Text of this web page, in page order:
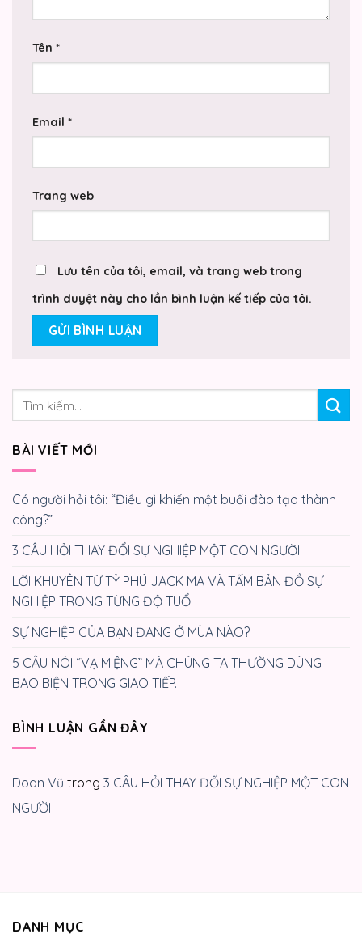
Tên *
Email *
Trang web
Lưu tên của tôi, email, và trang web trong
trình duyệt này cho lần bình luận kế tiếp của tôi.
BÀI VIẾT MỚI
Có người hỏi tôi: “Điều gì khiến một buổi đào tạo thành
công?”
3 CÂU HỎI THAY ĐỔI SỰ NGHIỆP MỘT CON NGƯỜI
LỜI KHUYÊN TỪ TỶ PHÚ JACK MA VÀ TẤM BẢN ĐỒ SỰ
NGHIỆP TRONG TỪNG ĐỘ TUỔI
SỰ NGHIỆP CỦA BẠN ĐANG Ở MÙA NÀO?
5 CÂU NÓI “VẠ MIỆNG” MÀ CHÚNG TA THƯỜNG DÙNG
BAO BIỆN TRONG GIAO TIẾP.
BÌNH LUẬN GẦN ĐÂY
Doan Vũ trong 3 CÂU HỎI THAY ĐỔI SỰ NGHIỆP MỘT CON
NGƯỜI
DANH MỤC